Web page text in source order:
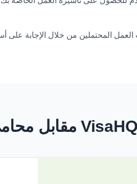
المحتملين من خلال الإجابة على
VisaHQ مقابل محامي الهجرة